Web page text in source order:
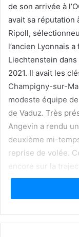
de son arrivée à
avait sa réputation
Ripoll,
l’ancien Lyonnais
Liechtenstein dans
2021. Il avait les
Champigny-sur-
modeste équipe
de Vaduz. Très
Angevin a rendu
deuxième mi-
reprise de volée.
encore sur la
Le numéro 17